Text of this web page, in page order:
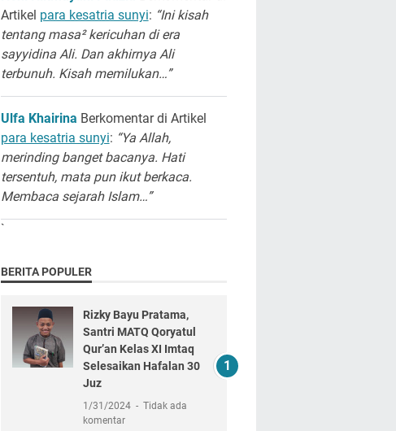
Artikel para kesatria sunyi: “Ini kisah
tentang masa² kericuhan di era
sayyidina Ali. Dan akhirnya Ali
terbunuh. Kisah memilukan…”
Ulfa Khairina Berkomentar di Artikel
para kesatria sunyi: “Ya Allah,
merinding banget bacanya. Hati
tersentuh, mata pun ikut berkaca.
Membaca sejarah Islam…”
`
BERITA POPULER
Rizky Bayu Pratama,
Santri MATQ Qoryatul
Qur’an Kelas XI Imtaq
Selesaikan Hafalan 30
Juz
1/31/2024
Tidak ada
komentar